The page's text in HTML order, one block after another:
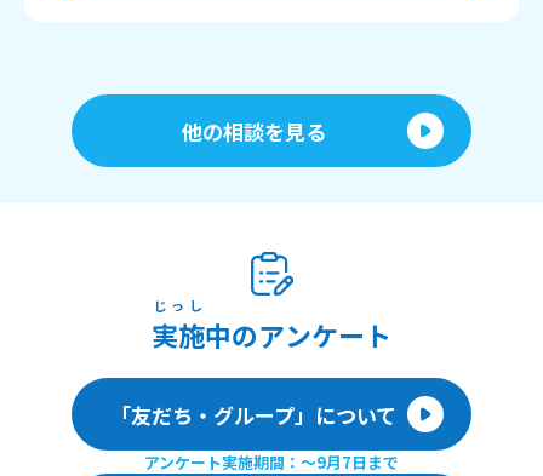
他の相談を見る
実施
じっし
中のアンケート
「友だち・グループ」について
アンケート実施期間：〜9月7日まで